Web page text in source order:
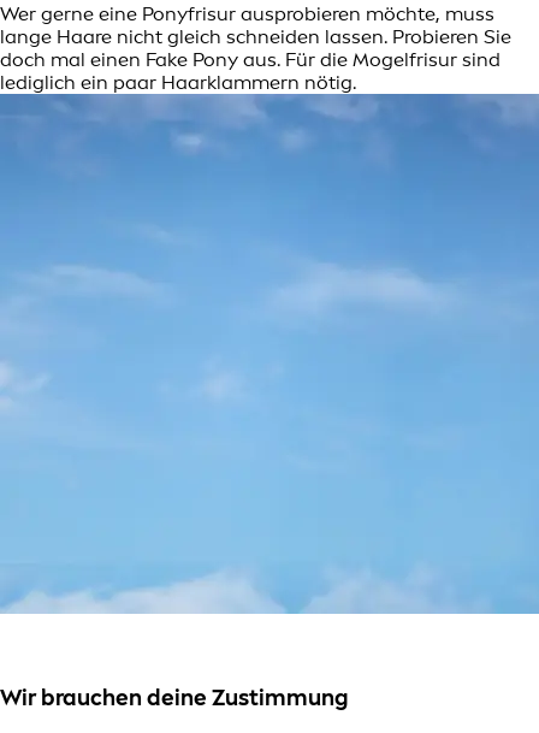
Wer gerne eine Ponyfrisur ausprobieren möchte, muss
lange Haare nicht gleich schneiden lassen. Probieren Sie
doch mal einen Fake Pony aus. Für die Mogelfrisur sind
lediglich ein paar Haarklammern nötig.
Wir brauchen deine Zustimmung